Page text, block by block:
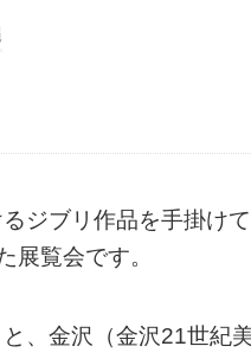
ジブリ作品を手掛けて
展覧会です。
、金沢（金沢21世紀